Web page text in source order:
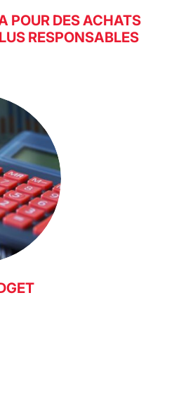
POUR DES ACHATS
RESPONSABLES